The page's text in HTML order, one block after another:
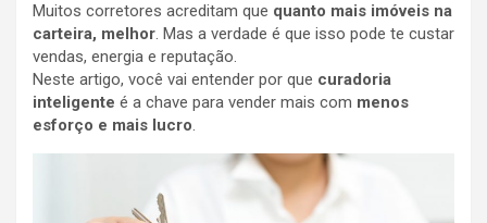
Muitos corretores acreditam que quanto mais imóveis na
carteira, melhor. Mas a verdade é que isso pode te custar
vendas, energia e reputação.
Neste artigo, você vai entender por que curadoria
inteligente é a chave para vender mais com menos
esforço e mais lucro.